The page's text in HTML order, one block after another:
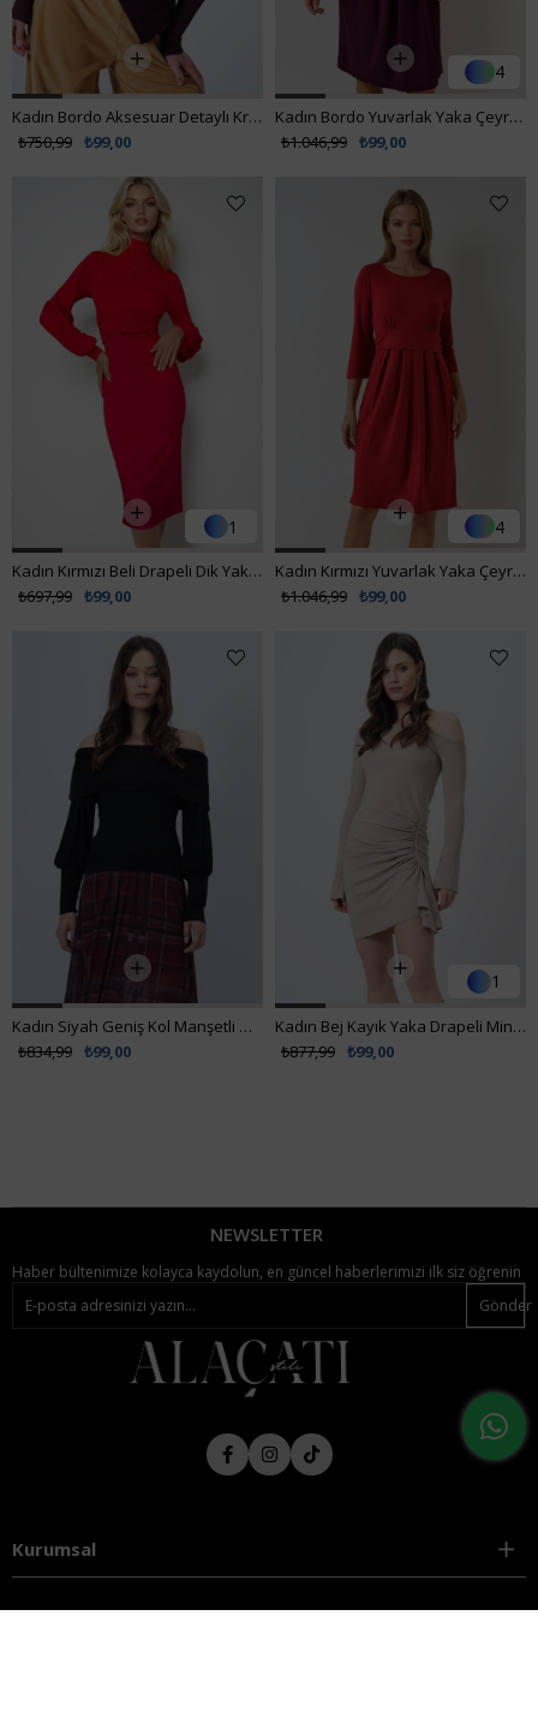
Kadın Bordo Aksesuar Detaylı Kruvaze Yaka Bluz VS01178
₺99,00
₺750,99
4
Kadın Bordo Yuvarlak Yaka Çeyrek Kol Beli Büzgülü Pileli Elbise VS00941
₺99,00
₺1.046,99
1
Kadın Kırmızı Beli Drapeli Dik Yaka Balon Kol Elbise ALC-X10936
₺99,00
₺697,99
4
Kadın Kırmızı Yuvarlak Yaka Çeyrek Kol Beli Büzgülü Pileli Elbise VS00941
₺99,00
₺1.046,99
Kadın Siyah Geniş Kol Manşetli Madonna Yaka Bluz VS01455
₺99,00
₺834,99
1
Kadın Bej Kayık Yaka Drapeli Mini Elbise Vs01659
₺99,00
₺877,99
NEWSLETTER
Haber bültenimize kolayca kaydolun, en güncel haberlerimizi ilk siz öğrenin
Gönder
Kurumsal